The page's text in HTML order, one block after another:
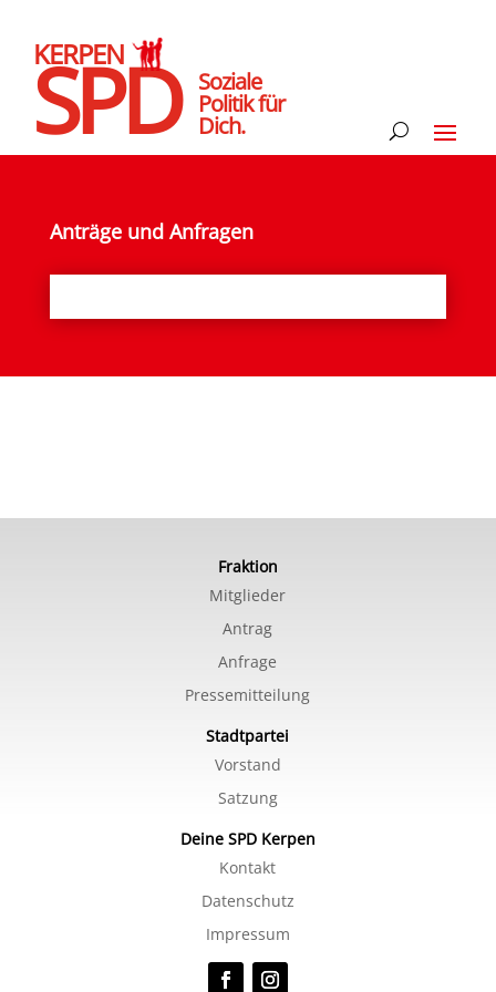
SPD
KERPEN
Soziale
Politik für
Dich.
Anträge und Anfragen
Fraktion
Mitglieder
Antrag
Anfrage
Pressemitteilung
Stadtpartei
Vorstand
Satzung
Deine SPD Kerpen
Kontakt
Datenschutz
Impressum